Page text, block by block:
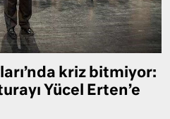
kriz bitmiyor:
Yücel Erten’e